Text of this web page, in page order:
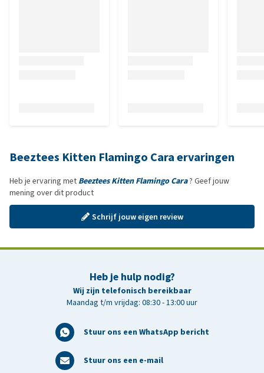
Beeztees Kitten Flamingo Cara ervaringen
Heb je ervaring met Beeztees Kitten Flamingo Cara? Geef jouw
mening over dit product
Schrijf jouw eigen review
Heb je hulp nodig?
Wij zijn telefonisch bereikbaar
Maandag t/m vrijdag: 08:30 - 13:00 uur
Stuur ons een WhatsApp bericht
Stuur ons een e-mail